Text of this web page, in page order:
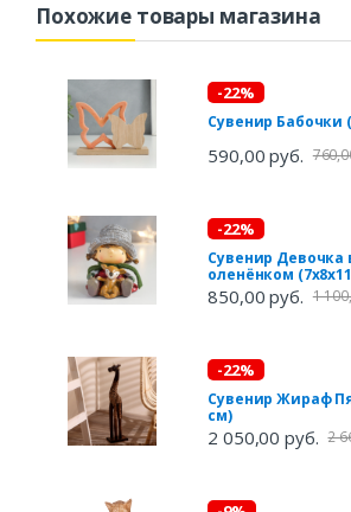
Похожие товары магазина
-22%
Сувенир Бабочки
590,00 руб.
-22%
Сувенир Девочка
оленёнком
850,00 руб. 1
-22%
Сувенир Жираф
см)
2 050,00 руб. 2